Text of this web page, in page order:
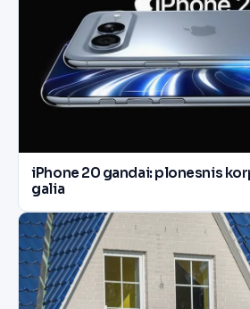
iPhone 20 gandai: plonesnis
galia